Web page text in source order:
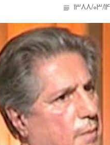
1388/03/14